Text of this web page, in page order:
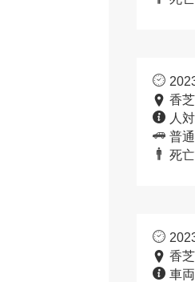
香
人
普
死亡
香
車